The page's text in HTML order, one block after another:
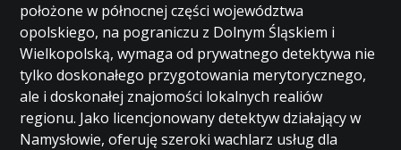
położone w północnej części województwa
opolskiego, na pograniczu z Dolnym Śląskiem i
Wielkopolską, wymaga od prywatnego detektywa nie
tylko doskonałego przygotowania merytorycznego,
ale i doskonałej znajomości lokalnych realiów
regionu. Jako licencjonowany detektyw działający w
Namysłowie, oferuję szeroki wachlarz usług dla